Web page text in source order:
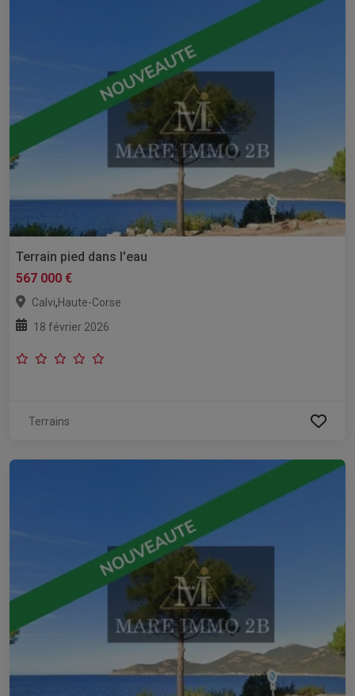
Terrain pied dans l'eau
567 000 €
Calvi,Haute-Corse
18 février 2026
Terrains